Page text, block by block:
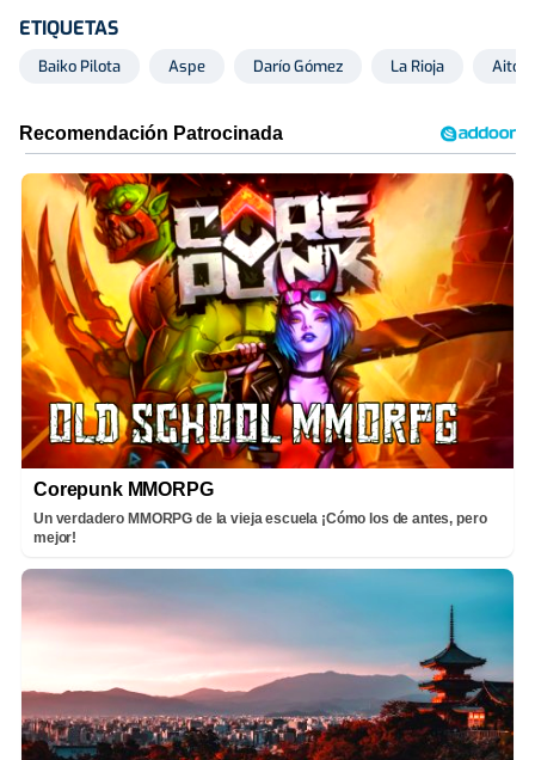
ETIQUETAS
Baiko Pilota Aspe Darío Gómez La Rioja Aitor
Corepunk MMORPG
Un verdadero MMORPG de la vieja escuela ¡Cómo los de antes, pero
mejor!